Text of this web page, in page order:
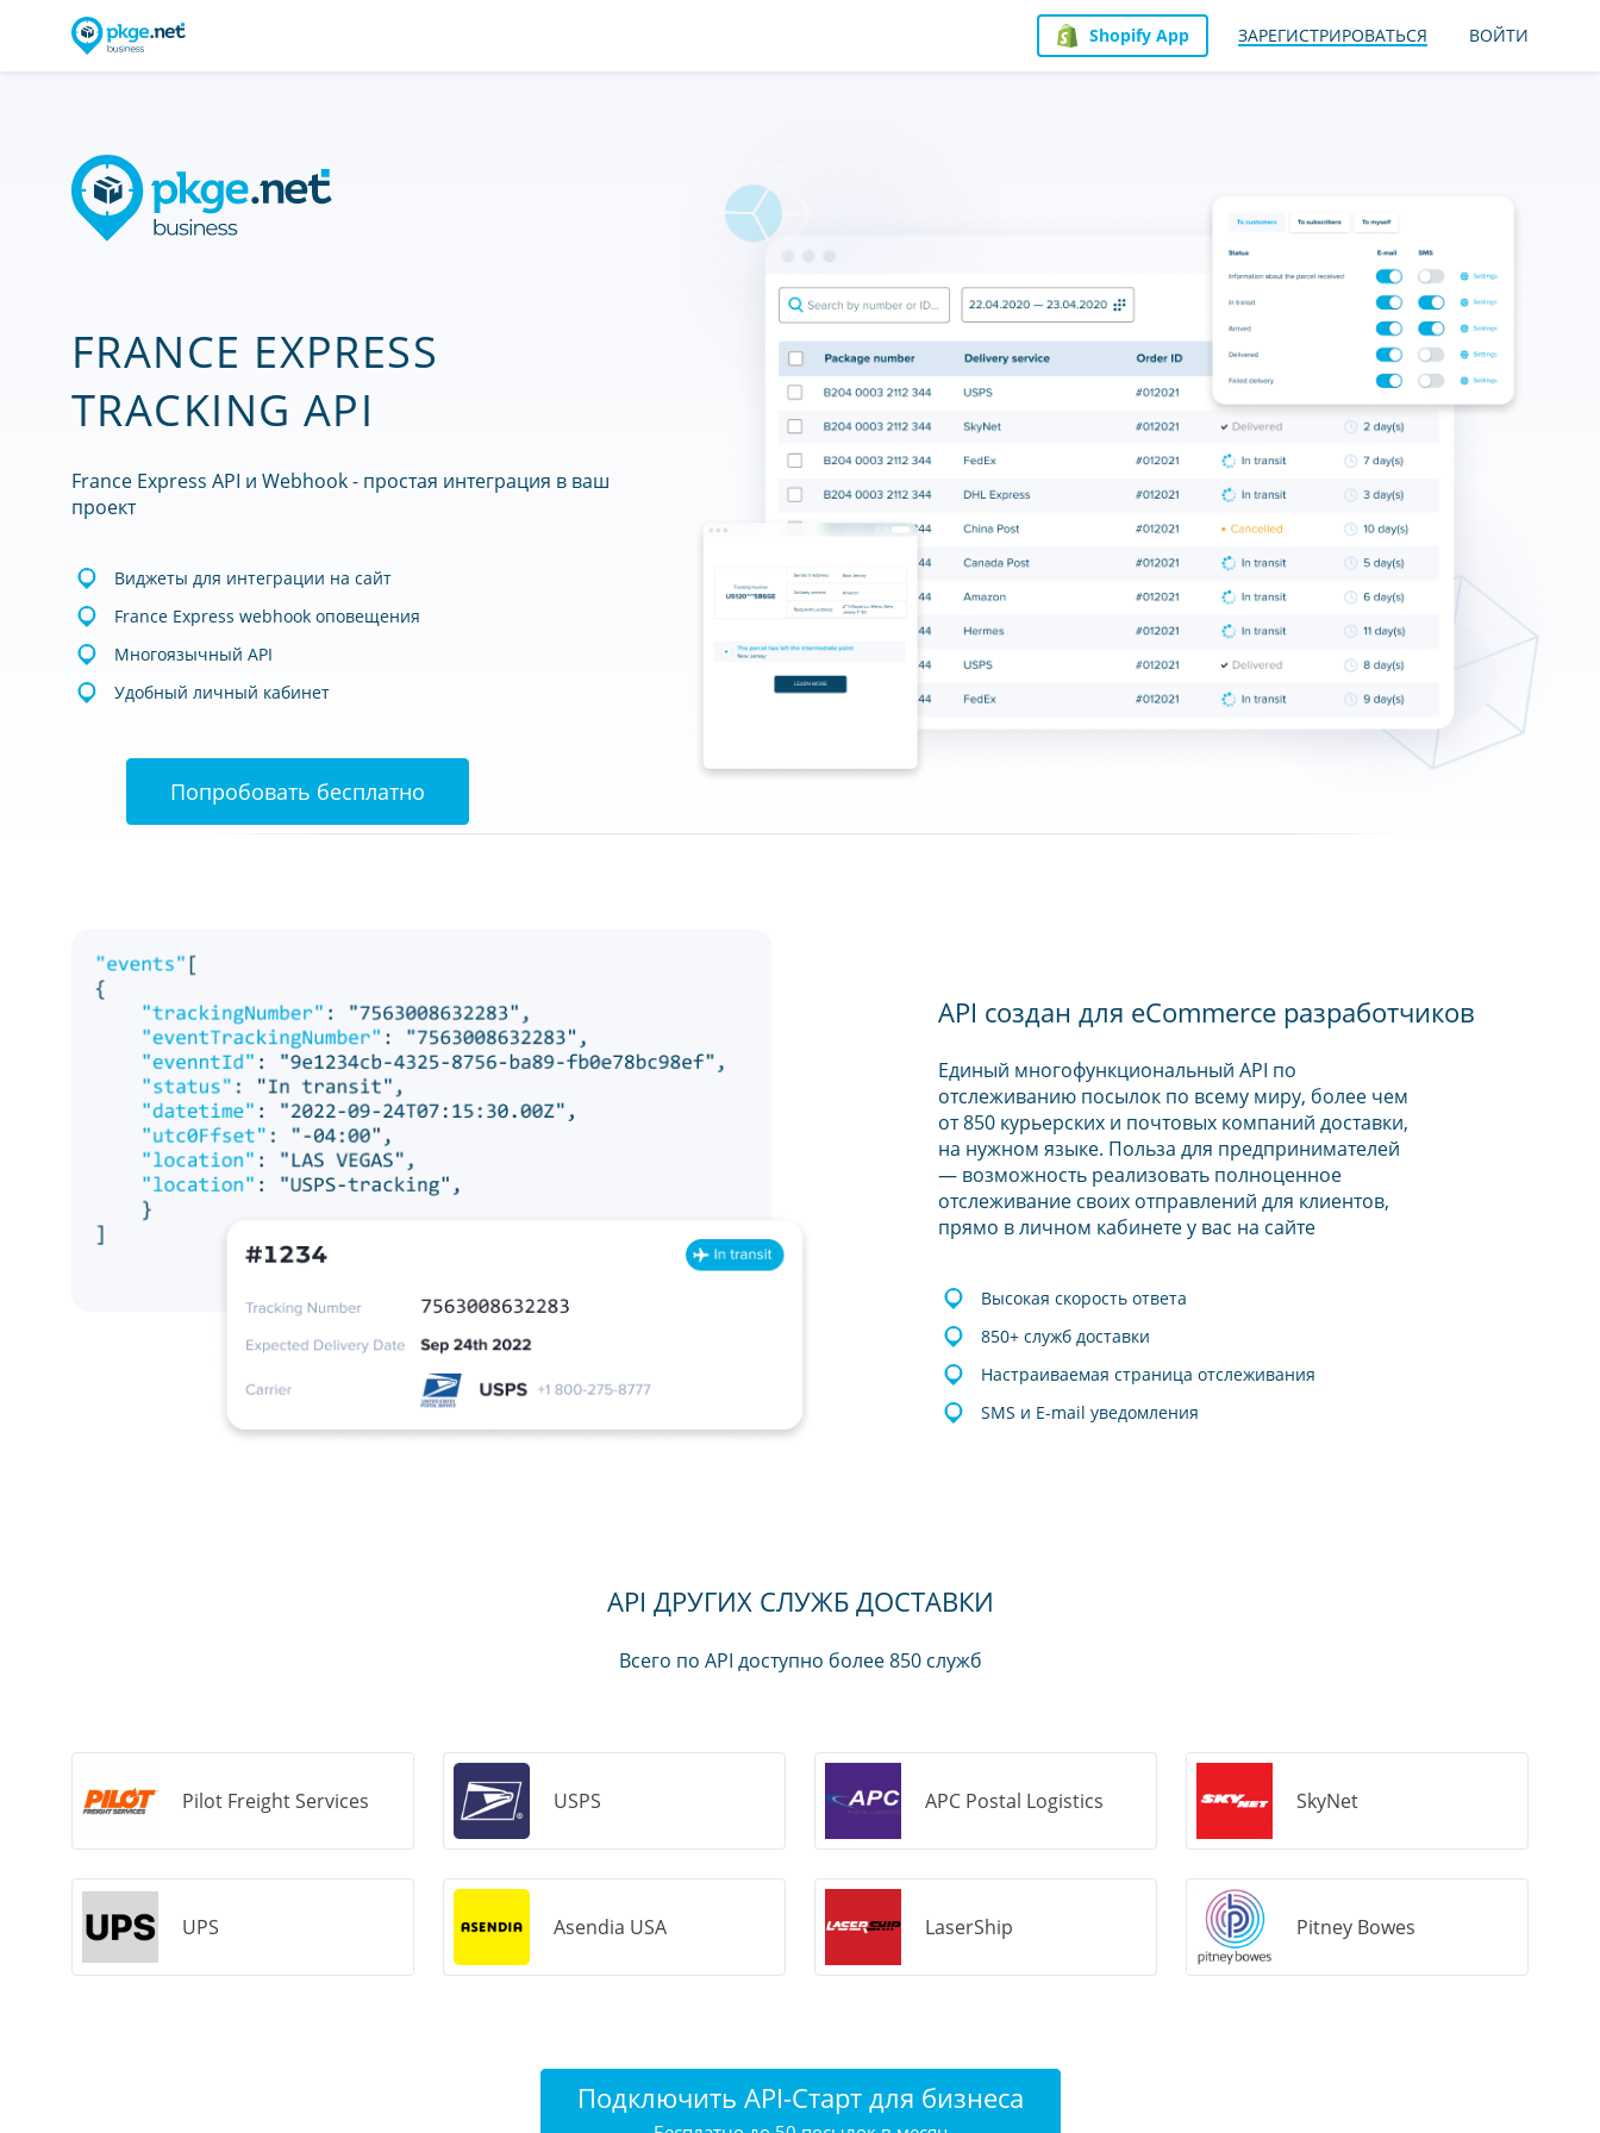
ЗАРЕГИСТРИРОВАТЬСЯ ВОЙТИ
Shopify App
FRANCE EXPRESS
TRACKING API
France Express API и Webhook - простая интеграция в ваш
проект
Виджеты для интеграции на сайт
France Express webhook оповещения
Многоязычный API
Удобный личный кабинет
Попробовать бесплатно
API создан для eCommerce разработчиков
Единый многофункциональный API по
отслеживанию посылок по всему миру, более чем
от 850 курьерских и почтовых компаний доставки,
на нужном языке. Польза для предпринимателей
— возможность реализовать полноценное
отслеживание своих отправлений для клиентов,
прямо в личном кабинете у вас на сайте
Высокая скорость ответа
850+ служб доставки
Настраиваемая страница отслеживания
SMS и E-mail уведомления
API ДРУГИХ СЛУЖБ ДОСТАВКИ
Всего по API доступно более 850 служб
Pilot Freight Services USPS APC Postal Logistics SkyNet
UPS Asendia USA LaserShip Pitney Bowes
Подключить API-Старт для бизнеса